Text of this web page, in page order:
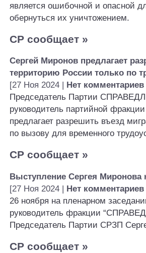
является ошибочной и опасной
обернуться их уничтожением.
СР сообщает »
Сергей Миронов предлагает
территорию России только по
[27 Ноя 2024 | Нет комментариев
Председатель Партии
руководитель партийной
предлагает разрешить въезд
по вызову для временного
СР сообщает »
Выступление Сергея
[27 Ноя 2024 | Нет комментариев
26 ноября на пленарном
руководитель фракции
Председатель Партии СРЗП
СР сообщает »